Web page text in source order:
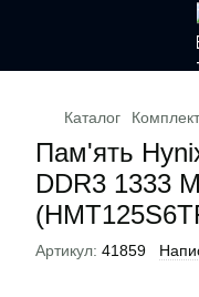
Каталог
Пам'ять
DDR3 1333
Артикул: 41859